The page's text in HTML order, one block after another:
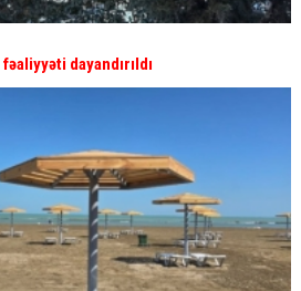
fəaliyyəti dayandırıldı